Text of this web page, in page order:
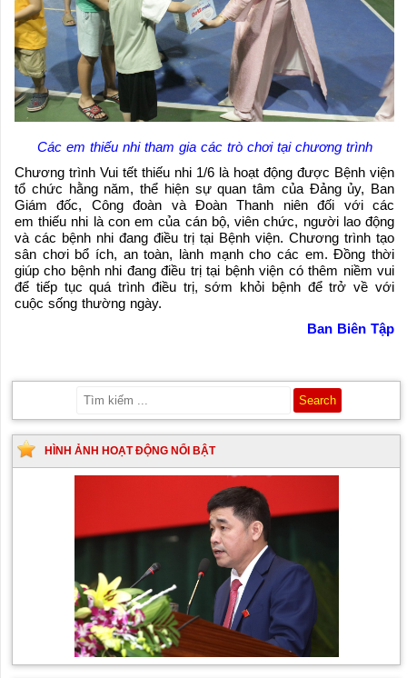
Các em thiếu nhi tham gia các trò chơi tại chương trình
Chương trình Vui tết thiếu nhi 1/6 là hoạt động được Bệnh viện
tổ chức hằng năm, thể hiện sự quan tâm của Đảng ủy, Ban
Giám đốc, Công đoàn và Đoàn Thanh niên đối với các
em thiếu nhi là con em của cán bộ, viên chức, người lao động
và các bệnh nhi đang điều trị tại Bệnh viện. Chương trình tạo
sân chơi bổ ích, an toàn, lành mạnh cho các em. Đồng thời
giúp cho bệnh nhi đang điều trị tại bệnh viện có thêm niềm vui
để tiếp tục quá trình điều trị, sớm khỏi bệnh để trở về với
cuộc sống thường ngày.
Ban Biên Tập
HÌNH ẢNH HOẠT ĐỘNG NỔI BẬT